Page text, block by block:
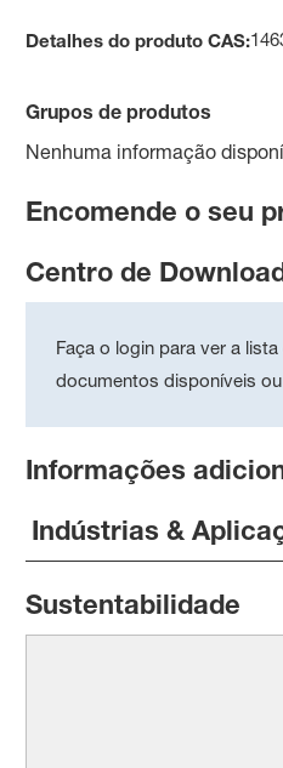
Detalhes do produto CAS:
Grupos de produtos
Nenhuma informação
Encomende o seu
Centro de
Faça o login para ver a
documentos disponíveis
Informações
Indústrias &
Sustentabilidade